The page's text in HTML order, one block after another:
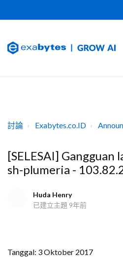
討論 Exabytes.co.ID
[SELESAI] Gangguan
sh-plumeria -
Huda Henry
已建立主題 9年前
Tanggal: 3 Oktober 2017